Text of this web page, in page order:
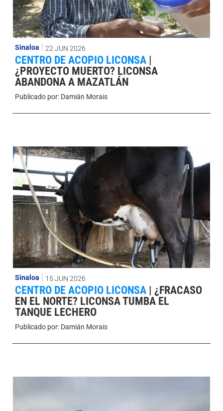
Sinaloa 22 JUN 2026
CENTRO DE ACOPIO LICONSA |
¿PROYECTO MUERTO? LICONSA
ABANDONA A MAZATLÁN
Publicado por: Damián Morais
Sinaloa 15 JUN 2026
CENTRO DE ACOPIO LICONSA | ¿FRACASO
EN EL NORTE? LICONSA TUMBA EL
TANQUE LECHERO
Publicado por: Damián Morais